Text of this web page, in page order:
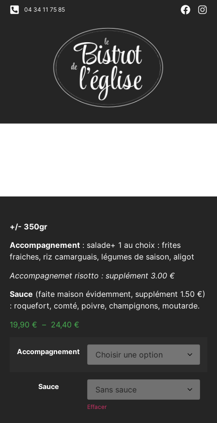
04 34 11 75 85
+/- 350gr
Accompagnement : salade+ 1 au choix : frites
fraiches, riz camarguais, légumes de saison, aligot
Accompagnemet risotto : supplément 3.00 €
Sauce (faite maison évidemment, supplément 1.50 €)
: roquefort, comté, poivre, champignons, moutarde.
19,90 € – 24,40 €
Accompagnement
Sauce
Effacer